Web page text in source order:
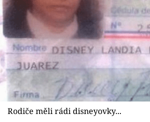
Rodiče měli rádi disneyovky...